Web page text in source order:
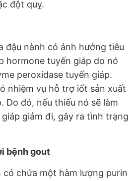
đột quỵ.
đậu nành có ảnh hưởng tiêu
hormone tuyến giáp do nó
peroxidase tuyến giáp.
nhiệm vụ hỗ trợ iốt sản xuất
Do đó, nếu thiếu nó sẽ làm
giảm đi, gây ra tình trạng
bệnh gout
có chứa một hàm lượng purin